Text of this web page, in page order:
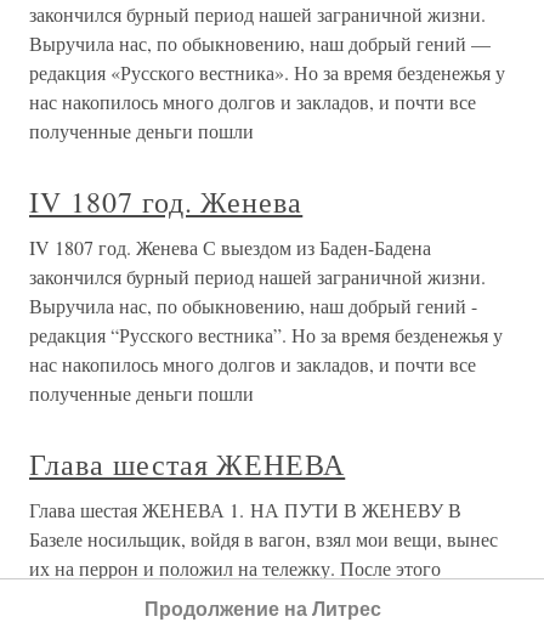
закончился бурный период нашей заграничной жизни.
Выручила нас, по обыкновению, наш добрый гений —
редакция «Русского вестника». Но за время безденежья у
нас накопилось много долгов и закладов, и почти все
полученные деньги пошли
IV 1807 год. Женева
IV 1807 год. Женева С выездом из Баден-Бадена
закончился бурный период нашей заграничной жизни.
Выручила нас, по обыкновению, наш добрый гений -
редакция “Русского вестника”. Но за время безденежья у
нас накопилось много долгов и закладов, и почти все
полученные деньги пошли
Глава шестая ЖЕНЕВА
Глава шестая ЖЕНЕВА 1. НА ПУТИ В ЖЕНЕВУ В
Базеле носильщик, войдя в вагон, взял мои вещи, вынес
их на перрон и положил на тележку. После этого
осведомился:— Куда следует месье?«Месье» ответил, что
спешит в Женеву.— Поезд в Женеву отправляется от
Продолжение на Литрес